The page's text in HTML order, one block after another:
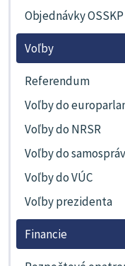
Objednávky
Voľby
Referendum
Voľby do
Voľby do NRSR
Voľby do samospráv
Voľby do VÚC
Voľby prezidenta
Financie